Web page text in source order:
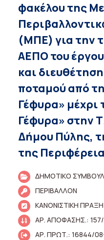
φακέλου της
(ΜΠΕ) για την
ΑΕΠΟ του
και
ποταμού από
Γέφυρα» μέχρι
Γέφυρα» στην
Δήμου Πύλης,
της
ΔΗΜΟΤΙΚΟ
ΠΕΡΙΒΑΛΛΟΝ
ΚΑΝΟΝΙΣΤΙΚΗ ΠΡΑΞΗ
ΑΡ. ΑΠΟΦΑΣΗΣ.:
ΑΡ. ΠΡΩΤ.: 16844/